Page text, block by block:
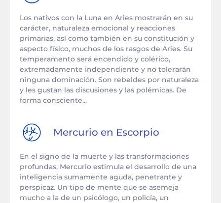
Los nativos con la Luna en Aries mostrarán en su
carácter, naturaleza emocional y reacciones
primarias, así como también en su constitución y
aspecto físico, muchos de los rasgos de Aries. Su
temperamento será encendido y colérico,
extremadamente independiente y no tolerarán
ninguna dominación. Son rebeldes por naturaleza
y les gustan las discusiones y las polémicas. De
forma consciente...
Mercurio en Escorpio
En el signo de la muerte y las transformaciones
profundas, Mercurio estimula el desarrollo de una
inteligencia sumamente aguda, penetrante y
perspicaz. Un tipo de mente que se asemeja
mucho a la de un psicólogo, un policía, un